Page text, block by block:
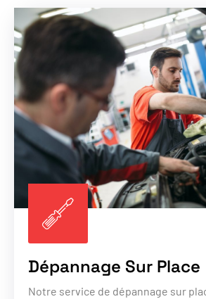
Dépannage Sur Place
Notre service de dépannage sur